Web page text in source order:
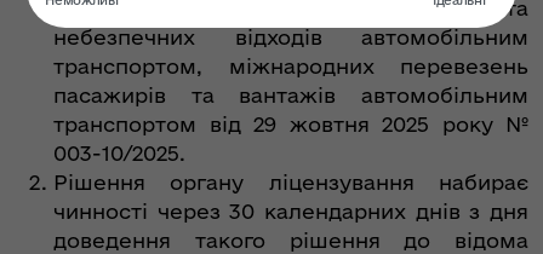
пасажирів, небезпечних вантажів та
небезпечних відходів автомобільним
транспортом, міжнародних перевезень
пасажирів та вантажів автомобільним
транспортом від 29 жовтня 2025 року №
003-10/2025.
Рішення органу ліцензування набирає
чинності через 30 календарних днів з дня
доведення такого рішення до відома